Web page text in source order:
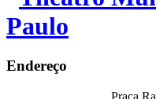
Endereço
Praça